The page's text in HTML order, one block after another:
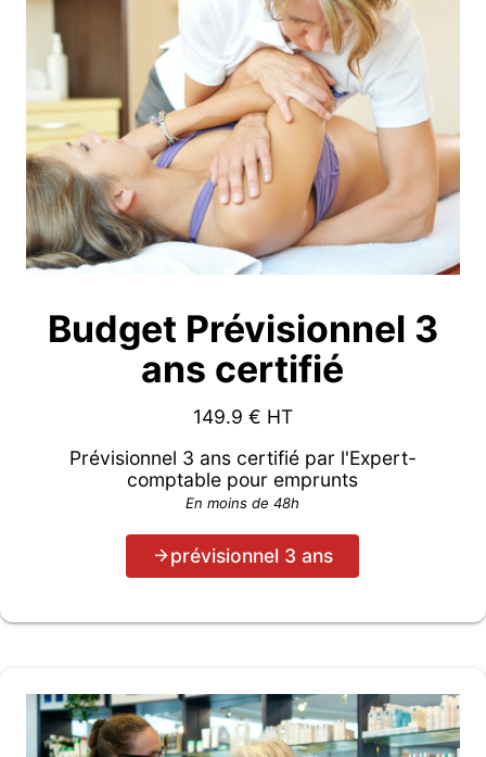
Budget Prévisionnel 3
ans certifié
149.9 € HT
Prévisionnel 3 ans certifié par l'Expert-
comptable pour emprunts
En moins de 48h
prévisionnel 3 ans